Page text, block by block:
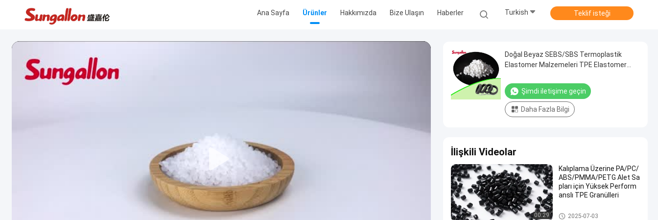
Ana Sayfa Ürünler Hakkımızda Bize Ulaşın Haberler Turkish Teklif isteği
Doğal Beyaz SEBS/SBS Termoplastik
Elastomer Malzemeleri TPE Elastomer
Şimdi iletişime geçin
Daha Fazla Bilgi
İlişkili Videolar
00:29
Kalıplama Üzerine PA/PC/
ABS/PMMA/PETG Alet Sa
pları için Yüksek Perform
anslı TPE Granülleri
TPE hammaddesi
2025-07-03